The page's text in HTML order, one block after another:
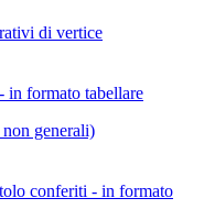
di vertice
in formato tabellare
generali)
conferiti - in formato